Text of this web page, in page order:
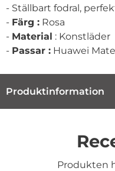
- Ställbart fodral,
- Färg : Rosa
- Material : Konstläder
- Passar : Huawei
Produktinformation
Produkten